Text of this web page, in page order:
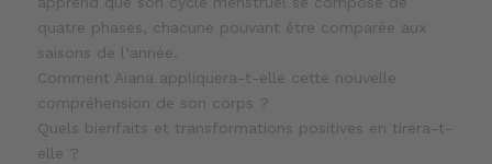
quatre phases, chacune pouvant être comparée aux
saisons de l‘année.
Comment Aiana appliquera-t-elle cette nouvelle
compréhension de son corps ?
Quels bienfaits et transformations positives en tirera-t-
elle ?